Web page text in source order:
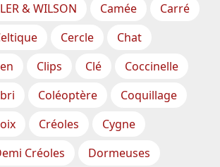
& WILSON Camée
Carré
Cercle
Chat
Clips Clé
Coccinelle
Coléoptère
Coquillage
Créoles
Cygne
Créoles
Dormeuses